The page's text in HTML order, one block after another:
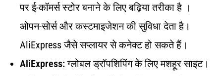
पर ई-कॉमर्स स्टोर बनाने के लिए बढ़िया तरीका है ।
ओपन-सोर्स और कस्टमाइजेशन की सुविधा देता है।
AliExpress जैसे सप्लायर से कनेक्ट हो सकते हैं।
AliExpress:ग्लोबल ड्रॉपशिपिंग के लिए मशहूर साइट।